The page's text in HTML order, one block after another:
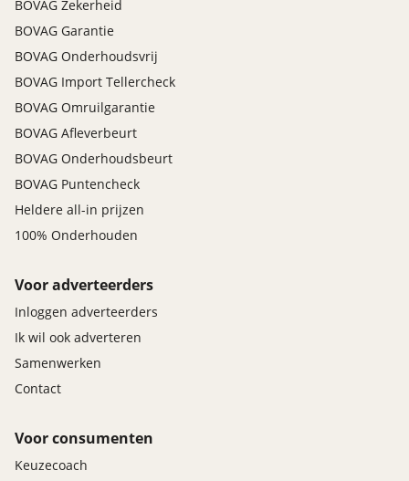
stuur multifunctioneel
stuur verwarmd
Uitparkeer waarschuwing
uitstap waarschuwing
Vervolgbotsing preventie
Volledig digitaal instrumentenpaneel
Veiligheid
Airbag(s) hoofd voor
Airbag(s) side voor
Airbag bestuurder
Alarm klasse 1(startblokkering)
Alarmsysteem
Anti Blokkeer Systeem
Anti doorSlip Regeling
Autonomous Emergency Braking
Bandenspanningscontrolesysteem
Dodehoek detector
Elektronisch Stabiliteits Programma
horen graag van u.
Carvendo
Prijs:
€ 895,-
Omschrijving:
BOVAG Zekerheid
BOVAG Garantie
BOVAG Onderhoudsvrij
BOVAG Import Tellercheck
BOVAG Omruilgarantie
BOVAG Afleverbeurt
BOVAG Onderhoudsbeurt
BOVAG Puntencheck
Heldere all-in prijzen
100% Onderhouden
Voor adverteerders
Inloggen adverteerders
Ik wil ook adverteren
Samenwerken
Contact
Voor consumenten
Keuzecoach